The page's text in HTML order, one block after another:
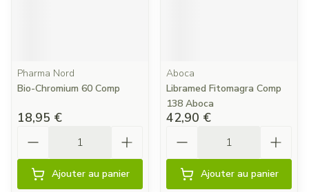
Pharma Nord
Bio-Chromium 60 Comp
18,95 €
Ajouter au panier
Aboca
Libramed Fitomagra Comp
138 Aboca
42,90 €
Ajouter au panier